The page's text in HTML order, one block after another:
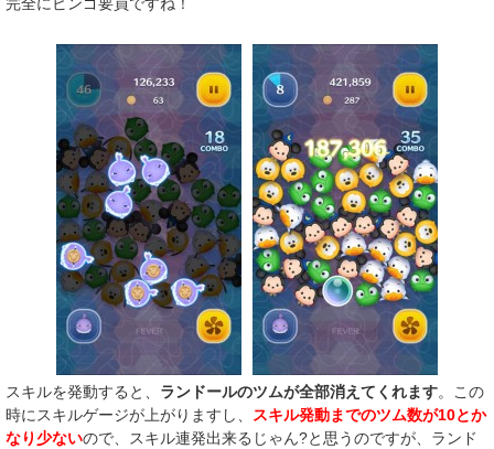
完全にビンゴ要員ですね！
スキルを発動すると、 ランドールのツムが全部消えてくれます。この
時にスキルゲージが上がりますし、 スキル発動までのツム数が10とか
なり少ないので、スキル連発出来るじゃん?と思うのですが、ランド